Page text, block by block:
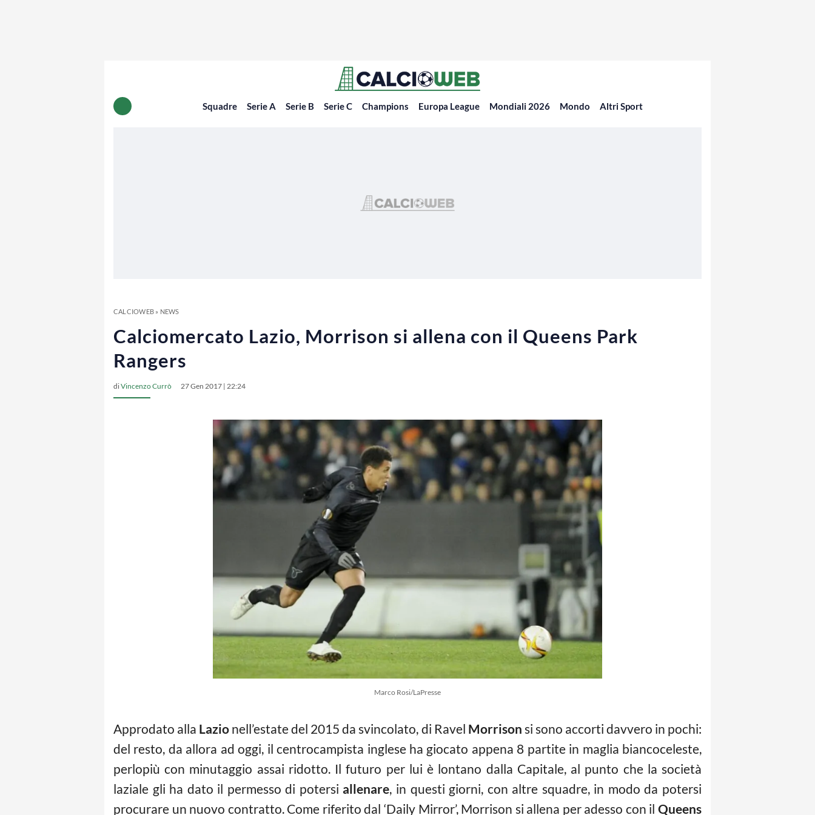
Squadre Serie A Serie B Serie C Champions Europa League Mondiali 2026 Mondo Altri Sport
CALCIOWEB» NEWS
Calciomercato Lazio, Morrison si allena con il Queens Park
Rangers
diVincenzo Currò 27 Gen 2017 | 22:24
Marco Rosi/LaPresse
Approdato alla Lazio nell’estate del 2015 da svincolato, di Ravel Morrison si sono accorti davvero in pochi:
del resto, da allora ad oggi, il centrocampista inglese ha giocato appena 8 partite in maglia biancoceleste,
perlopiù con minutaggio assai ridotto. Il futuro per lui è lontano dalla Capitale, al punto che la società
laziale gli ha dato il permesso di potersi allenare, in questi giorni, con altre squadre, in modo da potersi
procurare un nuovo contratto. Come riferito dal ‘Daily Mirror’, Morrison si allena per adesso con il Queens